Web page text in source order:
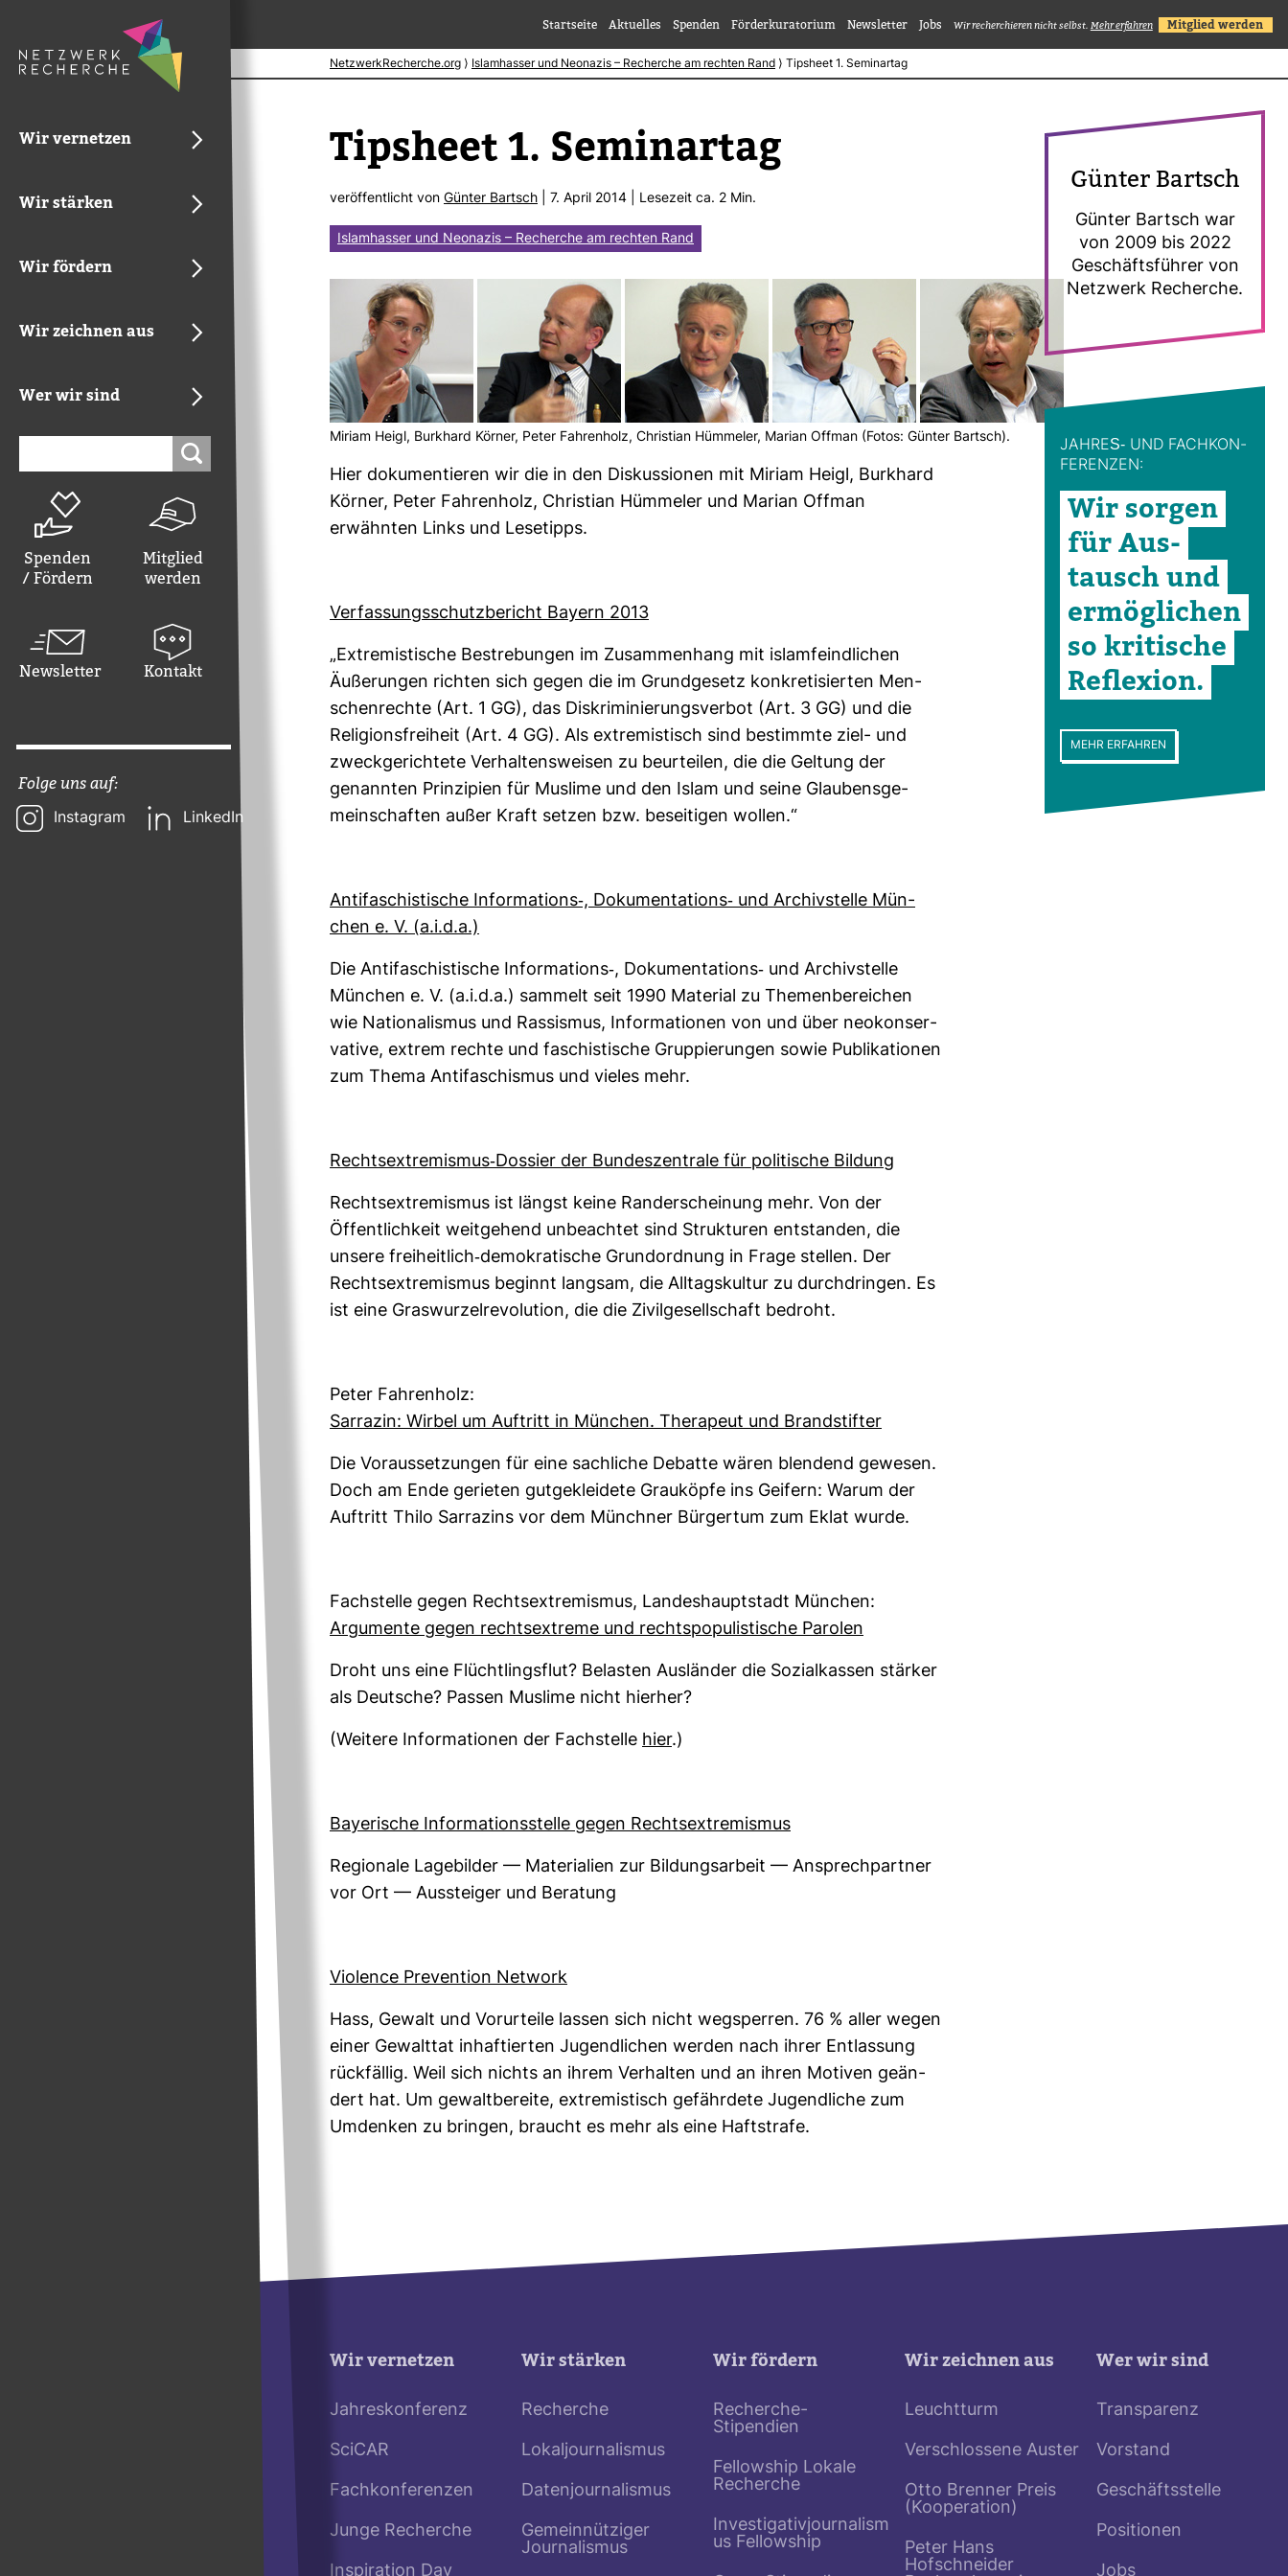
Wir vernetzen
Wir stärken
Wir fördern
Wir zeichnen aus
Wer wir sind
Spenden
/ Fördern
Mitglied
werden
Newsletter Kontakt
Folge uns auf:
Instagram LinkedIn
Startseite Aktuelles Spenden Förderkuratorium Newsletter Jobs Wir recherchieren nicht selbst. Mehr erfahren Mitglied werden
NetzwerkRecherche.org ⟩ Islamhasser und Neonazis – Recherche am rechten Rand ⟩ Tipsheet 1. Seminartag
Tips­heet 1. Semi­nartag
ver­öf­fent­licht von Günter Bartsch | 7. April 2014 | Lese­zeit ca. 2 Min.
Islamhasser und Neonazis – Recherche am rechten Rand
Miriam Heigl, Burk­hard Körner, Peter Fah­ren­holz, Chris­tian Hüm­meler, Marian Offman (Fotos: Günter Bartsch).
Hier doku­men­tieren wir die in den Dis­kus­sionen mit Miriam Heigl, Burk­hard
Körner, Peter Fah­ren­holz, Chris­tian Hüm­meler und Marian Offman
erwähnten Links und Lese­tipps.
Ver­fas­sungs­schutz­be­richt Bayern 2013
„Extre­mis­ti­sche Bestre­bungen im Zusam­men­hang mit islam­feind­li­chen
Äuße­rungen richten sich gegen die im Grund­ge­setz kon­kre­ti­sierten Men­
schen­rechte (Art. 1 GG), das Dis­kri­mi­nie­rungs­verbot (Art. 3 GG) und die
Reli­gi­ons­frei­heit (Art. 4 GG). Als extre­mis­tisch sind bestimmte ziel- und
zweck­ge­rich­tete Ver­hal­tens­weisen zu beur­teilen, die die Gel­tung der
genannten Prin­zi­pien für Mus­lime und den Islam und seine Glau­bens­ge­
mein­schaften außer Kraft setzen bzw. besei­tigen wollen.“
Anti­fa­schis­ti­sche Infor­ma­tions-​, Doku­men­ta­tions-​ und Archiv­stelle Mün­
chen e. V. (a.i.d.a.)
Die Anti­fa­schis­ti­sche Infor­ma­tions-​, Doku­men­ta­tions-​ und Archiv­stelle
Mün­chen e. V. (a.i.d.a.) sam­melt seit 1990 Mate­rial zu The­men­be­rei­chen
wie Natio­na­lismus und Ras­sismus, Infor­ma­tionen von und über neo­kon­ser­
va­tive, extrem rechte und faschis­ti­sche Grup­pie­rungen sowie Publi­ka­tionen
zum Thema Anti­fa­schismus und vieles mehr.
Rechts­ex­tre­mismus-​Dos­sier der Bun­des­zen­trale für poli­ti­sche Bil­dung
Rechts­ex­tre­mismus ist längst keine Rand­er­schei­nung mehr. Von der
Öffent­lich­keit weit­ge­hend unbe­achtet sind Struk­turen ent­standen, die
unsere frei­heit­lich-​demo­kra­ti­sche Grund­ord­nung in Frage stellen. Der
Rechts­ex­tre­mismus beginnt langsam, die All­tags­kultur zu durch­dringen. Es
ist eine Gras­wur­zel­re­vo­lu­tion, die die Zivil­ge­sell­schaft bedroht.
Peter Fah­ren­holz:
Sar­razin: Wirbel um Auf­tritt in Mün­chen. The­ra­peut und Brand­stifter
Die Vor­aus­set­zungen für eine sach­liche Debatte wären blen­dend gewesen.
Doch am Ende gerieten gut­ge­klei­dete Grau­köpfe ins Gei­fern: Warum der
Auf­tritt Thilo Sar­ra­zins vor dem Münchner Bür­gertum zum Eklat wurde.
Fach­stelle gegen Rechts­ex­tre­mismus, Lan­des­haupt­stadt Mün­chen:
Argu­mente gegen rechts­ex­treme und rechts­po­pu­lis­ti­sche Parolen
Droht uns eine Flücht­lings­flut? Belasten Aus­länder die Sozi­al­kassen stärker
als Deut­sche? Passen Mus­lime nicht hierher?
(Wei­tere Infor­ma­tionen der Fach­stelle hier.)
Baye­ri­sche Infor­ma­ti­ons­stelle gegen Rechts­ex­tre­mismus
Regio­nale Lage­bilder — Mate­ria­lien zur Bil­dungs­ar­beit — Ansprech­partner
vor Ort — Aus­steiger und Bera­tung
Vio­lence Pre­ven­tion Net­work
Hass, Gewalt und Vor­ur­teile lassen sich nicht weg­sperren. 76 % aller wegen
einer Gewalttat inhaf­tierten Jugend­li­chen werden nach ihrer Ent­las­sung
rück­fällig. Weil sich nichts an ihrem Ver­halten und an ihren Motiven geän­
dert hat. Um gewalt­be­reite, extre­mis­tisch gefähr­dete Jugend­liche zum
Umdenken zu bringen, braucht es mehr als eine Haft­strafe.
Günter Bartsch
Günter Bartsch war
von 2009 bis 2022
Geschäfts­führer von
Netz­werk Recherche.
JAHRES-​ UND FACH­KON­
FE­RENZEN:
Wir sorgen
für Aus­
tausch und
ermög­li­chen
so kri­ti­sche
Refle­xion.
MEHR ERFAHREN
Wir vernetzen
Jahreskonferenz
SciCAR
Fachkonferenzen
Junge Recherche
Inspiration Day
Wir stärken
Recherche
Lokaljournalismus
Datenjournalismus
Gemeinnütziger
Journalismus
Wir fördern
Recherche-
Stipendien
Fellowship Lokale
Recherche
Investigativjournalism
us Fellowship
Wir zeichnen aus
Leuchtturm
Verschlossene Auster
Otto Brenner Preis
(Kooperation)
Peter Hans
Hofschneider
Wer wir sind
Transparenz
Vorstand
Geschäftsstelle
Positionen
Jobs